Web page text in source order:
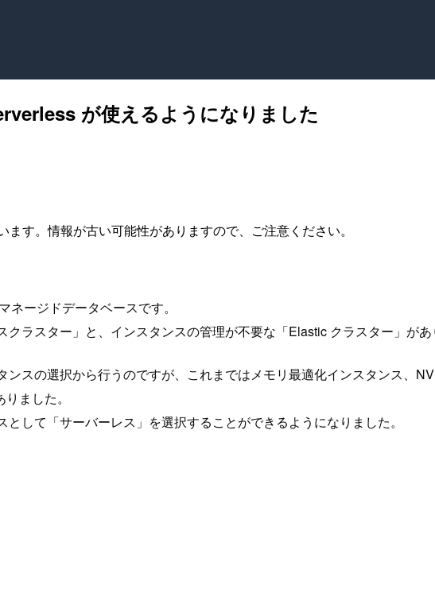
が使えるようになりました
す。情報が古い可能性がありますので、ご注意ください。
ージドデータベースです。
ラスター」と、インスタンスの管理が不要な「Elastic クラスター」があ
スの選択から行うのですが、これまではメモリ最適化インスタンス、
ました。
して「サーバーレス」を選択することができるようになりました。